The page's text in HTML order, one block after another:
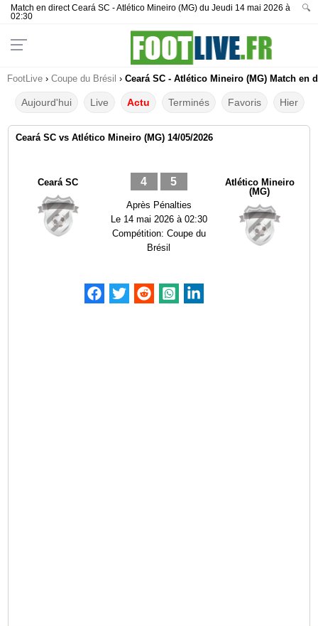
Match en direct Ceará SC - Atlético Mineiro (MG) du Jeudi 14 mai 2026 à
02:30
🔍
FootLive › Coupe du Brésil › Ceará SC - Atlético Mineiro (MG) Match en
Aujourd'hui Live Actu Terminés Favoris Hier
Ceará SC vs Atlético Mineiro (MG) 14/05/2026
Ceará SC 4 5
Après Pénalties
Le 14 mai 2026 à 02:30
Compétition: Coupe du
Brésil
Atlético Mineiro
(MG)